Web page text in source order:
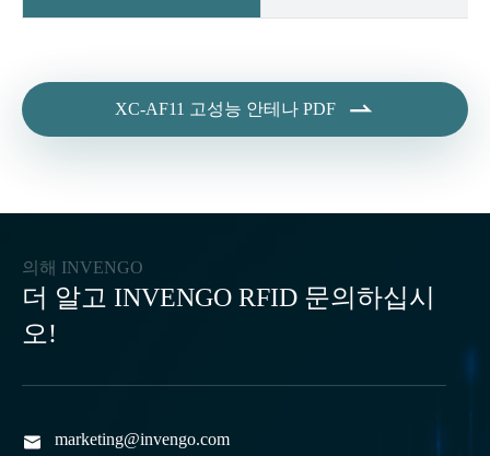
XC-AF11 고성능 안테나 PDF 
의해 INVENGO
더 알고 INVENGO RFID 문의하십시
오!
 marketing@invengo.com